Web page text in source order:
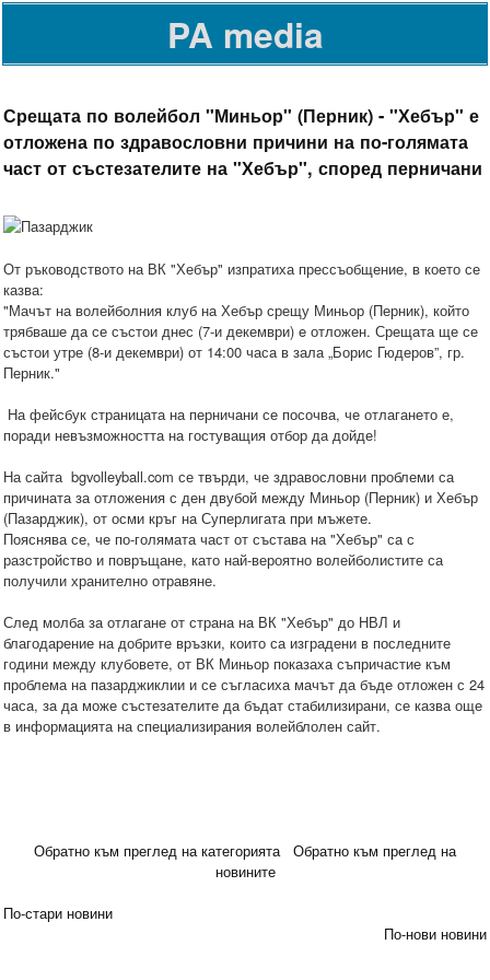
PA media
Срещата по волейбол "Миньор" (Перник) - "Хебър" е
отложена по здравословни причини на по-голямата
част от състезателите на "Хебър", според перничани
От ръководството на ВК "Хебър" изпратиха прессъобщение, в което се
казва:
"Мачът на волейболния клуб на Хебър срещу Миньор (Перник), който
трябваше да се състои днес (7-и декември) e отложен. Срещата ще се
състои утре (8-и декември) от 14:00 часа в зала „Борис Гюдеров”, гр.
Перник."
На фейсбук страницата на перничани се посочва, че отлагането е,
поради невъзможността на гостуващия отбор да дойде!
На сайта bgvolleyball.com се твърди, че здравословни проблеми са
причината за отложения с ден двубой между Миньор (Перник) и Хебър
(Пазарджик), от осми кръг на Суперлигата при мъжете.
Пояснява се, че по-голямата част от състава на "Хебър" са с
разстройство и повръщане, като най-вероятно волейболистите са
получили хранително отравяне.
След молба за отлагане от страна на ВК "Хебър" до НВЛ и
благодарение на добрите връзки, които са изградени в последните
години между клубовете, от ВК Миньор показаха съпричастие към
проблема на пазарджиклии и се съгласиха мачът да бъде отложен с 24
часа, за да може състезателите да бъдат стабилизирани, се казва още
в информацията на специализирания волейблолен сайт.
Обратно към преглед на категорията
Обратно към преглед на
новините
По-стари новини
По-нови новини